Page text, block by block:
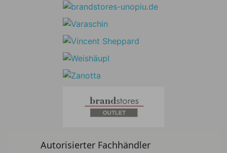
Autorisierter Fachhändler